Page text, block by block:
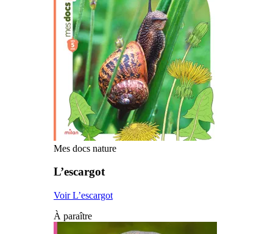
Mes docs nature
L’escargot
Voir L’escargot
À paraître